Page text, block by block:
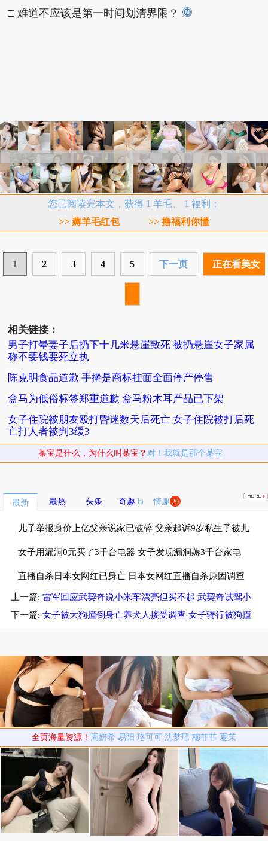
□ 难道不应该是第一时间划清界限？
您已阅读完本文，获得 1 羊毛、 1 福利：
>> 薅羊毛红包
>> 撸福利你懂
1 2 3 4 5 下一页 正在看美女
相关链接：
男子打晕妻子后扔下十几米悬崖致死 被扔悬崖女子家属
称不要钱要死立执
陈克明食品道歉 手擀是商标挂面全面停产停售
盒马为低俗标签郑重道歉 盒马粉木耳产品已下架
女子住院被朋友殴打昏迷数天后死亡 女子住院被打后死
亡打人者被判3缓3
某宝是什么，为什么叫某宝？ 对！我就是那个某宝
最新 最热 头条 奇趣 情趣 20
儿子举报身价上亿父亲说家已破碎 父亲起诉9岁私生子被儿
子斥畜生不如
女子用漏洞0元买了3千台电器 女子发现漏洞薅3千台家电
租仓库存放
直播自杀日本女网红已身亡 日本女网红直播自杀原因调查
中
上一篇: 雷军回应武契奇说小米车漂亮但买不起 武契奇试驾小
米汽车
下一篇: 女子被大狗撞倒身亡养犬人接受调查 女子骑行被狗撞
全页海量资源！ 周妍希 易阳 珞可可 沈梦瑶 穆菲菲 夏茉